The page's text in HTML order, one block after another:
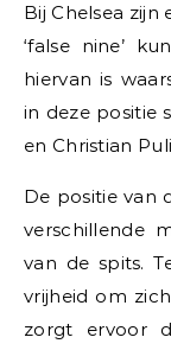
Bij Chelsea zijn
‘false nine’
hiervan is
in deze positie
en Christian
De positie van
verschillende
van de spits.
vrijheid om
zorgt ervoor